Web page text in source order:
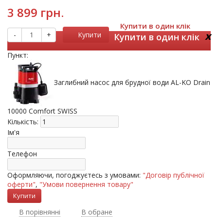
3 899 грн.
- + Купити
Купити в один клік
Купити в один клік x
Пункт:
Заглибний насос для брудної води AL-KO Drain
10000 Comfort SWISS
Кількість:
Ім'я
Телефон
Оформляючи, погоджуєтесь з умовами: "Договір публічної
оферти", "Умови повернення товару"
В порівнянні В обране